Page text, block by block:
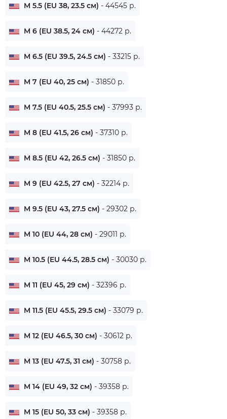
M 5.5 (EU 38, 23.5 см) - 44545 р.
M 6 (EU 38.5, 24 см) - 44272 р.
M 6.5 (EU 39.5, 24.5 см) - 33215 р.
M 7 (EU 40, 25 см) - 31850 р.
M 7.5 (EU 40.5, 25.5 см) - 37993 р.
M 8 (EU 41.5, 26 см) - 37310 р.
M 8.5 (EU 42, 26.5 см) - 31850 р.
M 9 (EU 42.5, 27 см) - 32214 р.
M 9.5 (EU 43, 27.5 см) - 29302 р.
M 10 (EU 44, 28 см) - 29011 р.
M 10.5 (EU 44.5, 28.5 см) - 30030 р.
M 11 (EU 45, 29 см) - 32396 р.
M 11.5 (EU 45.5, 29.5 см) - 33079 р.
M 12 (EU 46.5, 30 см) - 30612 р.
M 13 (EU 47.5, 31 см) - 30758 р.
M 14 (EU 49, 32 см) - 39358 р.
M 15 (EU 50, 33 см) - 39358 р.